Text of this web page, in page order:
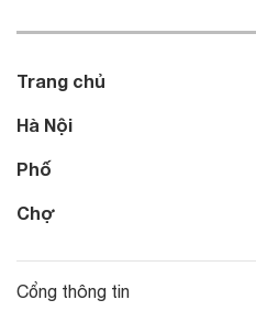
Trang chủ
Hà Nội
Phố
Chợ
Cổng thông tin